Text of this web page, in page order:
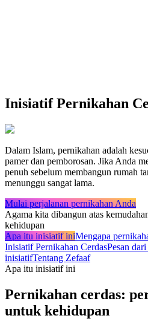
Inisiatif Pernikahan
Dalam Islam, pernikahan adalah
pamer dan pemborosan. Jika Anda
penuh sebelum membangun rumah
menunggu sangat lama.
Mulai perjalanan pernikahan Anda
Agama kita dibangun atas
kehidupan
Apa itu inisiatif iniMengapa
Inisiatif Pernikahan CerdasPesan
inisiatifTentang Zefaaf
Apa itu inisiatif ini
Pernikahan cerdas:
untuk kehidupan